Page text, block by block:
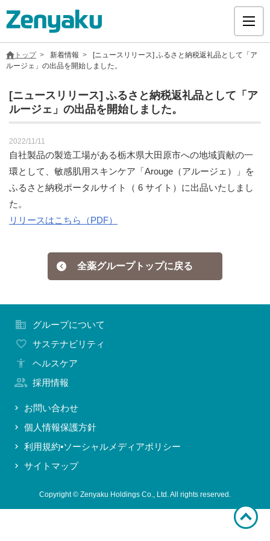
グループについて
サステナビリティ
ヘルスケア
採用情報
医療用医薬品
トップ 新着情報
[ニュースリリース] ふるさと納税返礼品として「ア
ルージェ」の出品を開始しました。
[ニュースリリース] ふるさと納税返礼品として「ア
ルージェ」の出品を開始しました。
2022/11/11
自社製品の製造工場がある栃木県大田原市への地域貢献の一
環として、敏感肌用スキンケア「Arouge（アルージェ）」を
ふるさと納税ポータルサイト（ 6 サイト）に出品いたしまし
た。
リリースはこちら（PDF）
全薬グループトップに戻る
グループについて
サステナビリティ
ヘルスケア
採用情報
お問い合わせ
個人情報保護方針
利用規約•ソーシャルメディアポリシー
サイトマップ
Copyright © Zenyaku Holdings Co., Ltd. All rights reserved.